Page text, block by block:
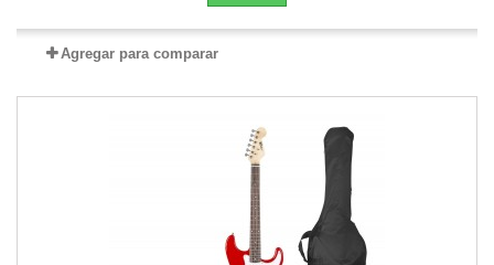
Agregar para comparar